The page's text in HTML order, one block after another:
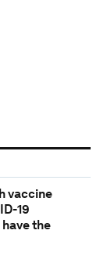
vaccine
19
the